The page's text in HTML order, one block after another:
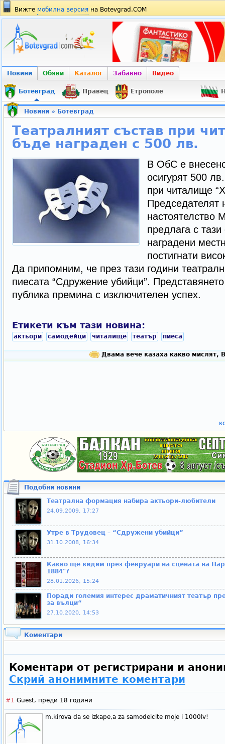
Вижте мобилна версия на Botevgrad.COM
Новини Обяви Каталог Забавно Видео
Ботевград Правец Етрополе
Новини» Ботевград
Театралният състав при
бъде награден с 500 лв.
В ОбС е
осигурят 500
при читалище
Председателят
настоятелство
предлага с
наградени
постигнати
Да припомним, че през тази години
пиесата “Сдружение убийци”.
публика премина с изключителен успех.
Етикети към тази новина:
актьори самодейци читалище театър пиеса
Двама вече казаха какво мислят,
Подобни новини
Театрална формация набира актьори-любители
24.09.2009, 17:27
Утре в Трудовец – “Сдружени убийци”
31.10.2008, 16:34
Какво ще видим през февруари на сцената на
1884"?
28.01.2026, 15:24
Поради големия интерес драматичният театър
за вълци“
27.10.2020, 14:53
Коментари
Коментари от регистрирани и
Скрий анонимните коментари
#1 Guest, преди 18 години
m.kirova da se izkape,a za samodeicite moje i 1000lv!